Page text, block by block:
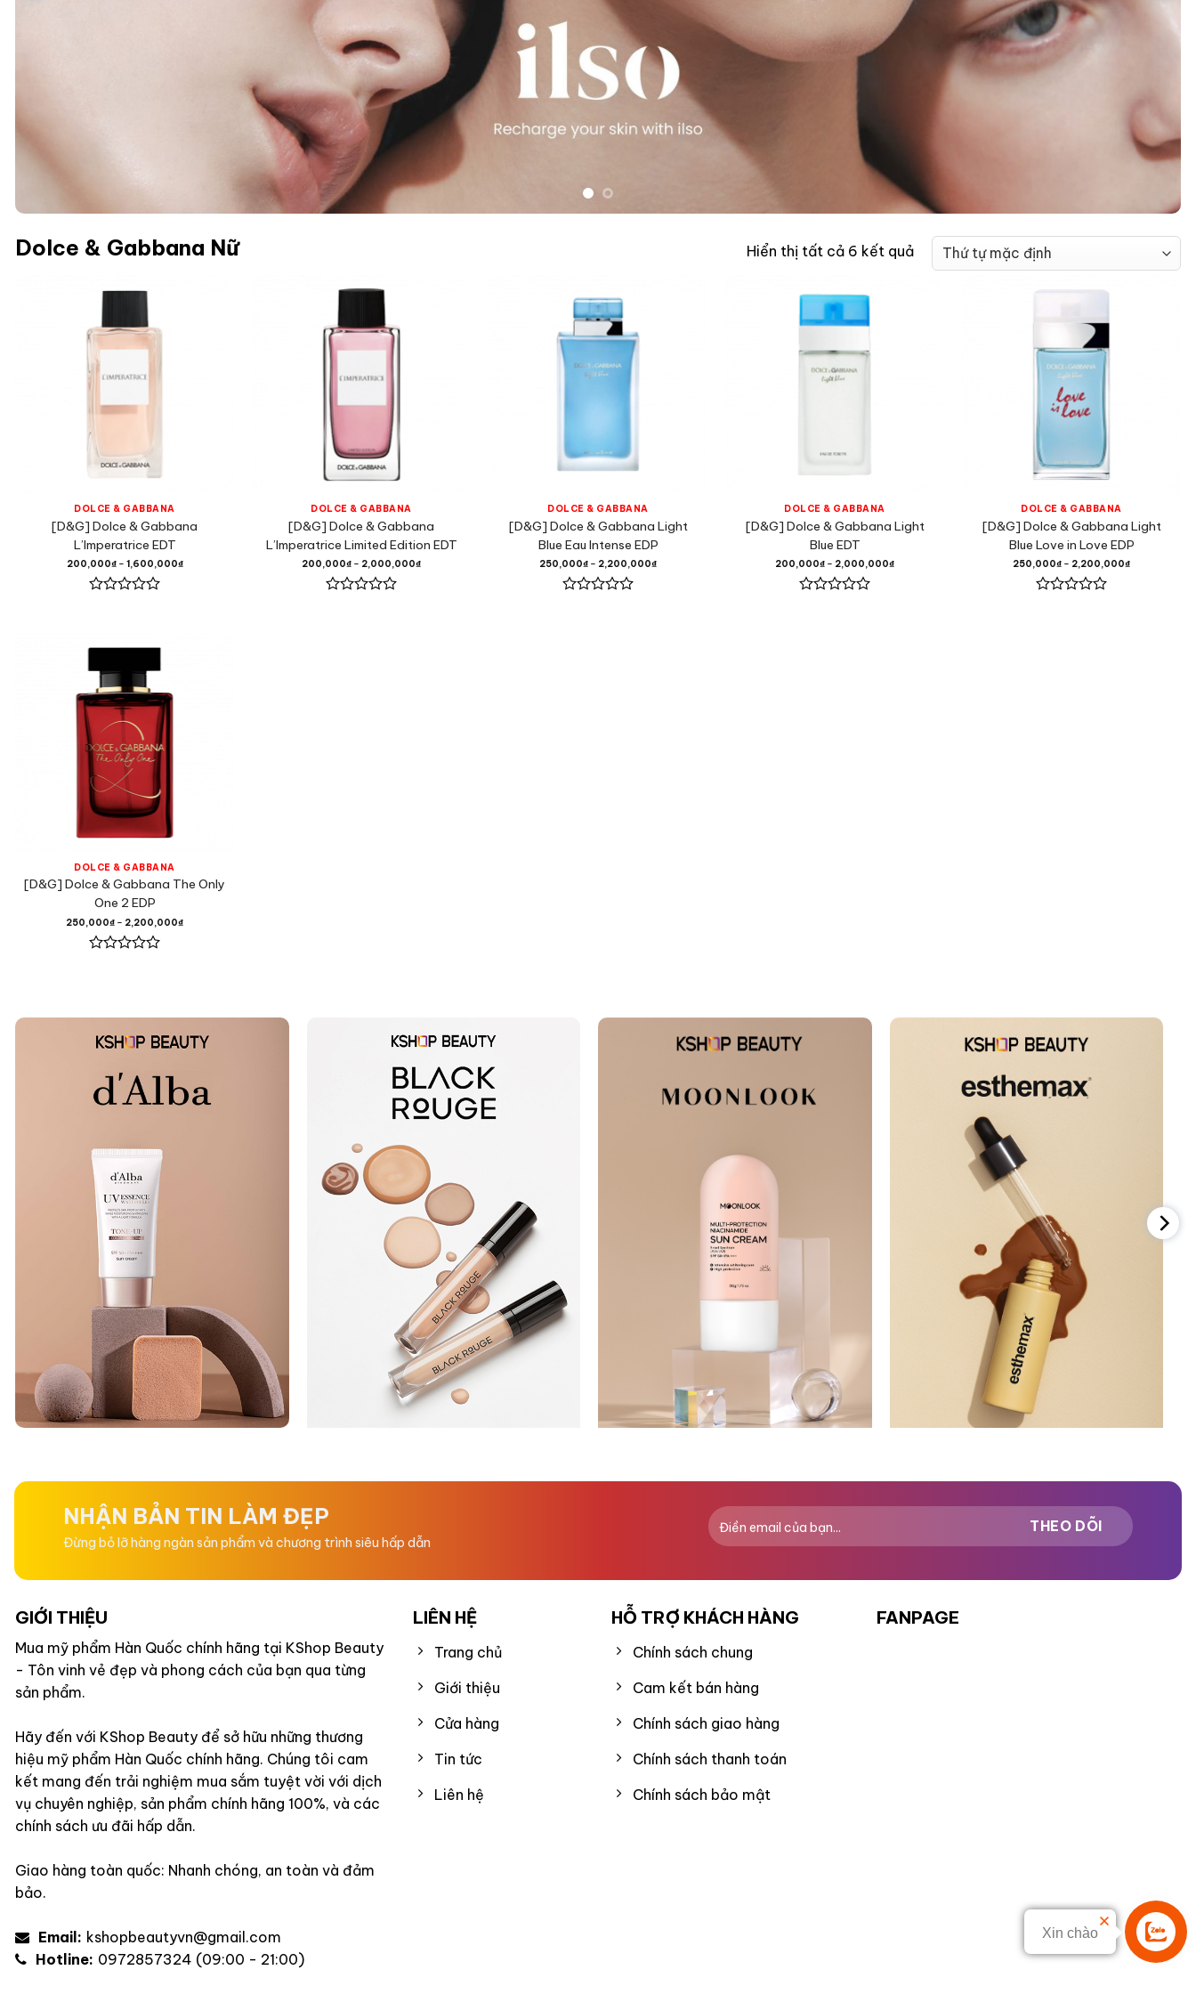
Dolce & Gabbana Nữ Hiển thị tất cả 6 kết quả
DOLCE & GABBANA
[D&G] Dolce & Gabbana
L’Imperatrice EDT
200,000₫– 1,600,000₫
0
sao
DOLCE & GABBANA
[D&G] Dolce & Gabbana
L’Imperatrice Limited Edition EDT
200,000₫ – 2,000,000₫
DOLCE & GABBANA
[D&G] Dolce & Gabbana Light
Blue Eau Intense EDP
250,000₫ – 2,200,000₫
DOLCE & GABBANA
[D&G] Dolce & Gabbana Light
Blue EDT
200,000₫ – 2,000,000₫
DOLCE & GABBANA
[D&G] Dolce & Gabbana Light
Blue Love in Love EDP
250,000₫ – 2,200,000₫
DOLCE & GABBANA
[D&G] Dolce & Gabbana The Only
One 2 EDP
250,000₫ – 2,200,000₫
5
sao
Liên hệ
Xin chào
NHẬN BẢN TIN LÀM ĐẸP
Đừng bỏ lỡ hàng ngàn sản phẩm và chương trình siêu hấp dẫn
GIỚI THIỆU
Mua mỹ phẩm Hàn Quốc chính hãng tại KShop Beauty
- Tôn vinh vẻ đẹp và phong cách của bạn qua từng
sản phẩm.
Hãy đến với KShop Beauty để sở hữu những thương
hiệu mỹ phẩm Hàn Quốc chính hãng. Chúng tôi cam
kết mang đến trải nghiệm mua sắm tuyệt vời với dịch
vụ chuyên nghiệp, sản phẩm chính hãng 100%, và các
chính sách ưu đãi hấp dẫn.
Giao hàng toàn quốc: Nhanh chóng, an toàn và đảm
bảo.
Email: kshopbeautyvn@gmail.com
Hotline: 0972857324 (09:00 - 21:00)
LIÊN HỆ
Trang chủ
Giới thiệu
Cửa hàng
Tin tức
Liên hệ
HỖ TRỢ KHÁCH HÀNG
Chính sách chung
Cam kết bán hàng
Chính sách giao hàng
Chính sách thanh toán
Chính sách bảo mật
FANPAGE